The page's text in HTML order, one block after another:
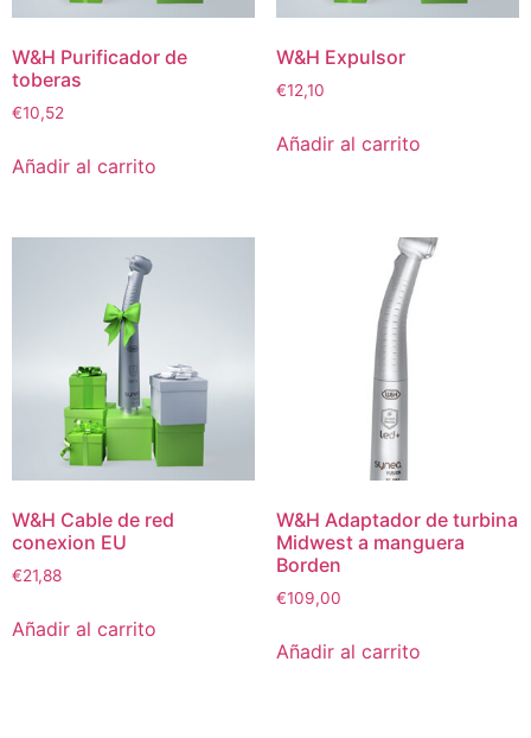
W&H Purificador de
toberas
€10,52
Añadir al carrito
W&H Expulsor
€12,10
Añadir al carrito
W&H Cable de red
conexion EU
€21,88
Añadir al carrito
W&H Adaptador de turbina
Midwest a manguera
Borden
€109,00
Añadir al carrito